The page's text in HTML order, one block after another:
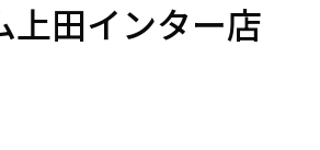
上田インター店